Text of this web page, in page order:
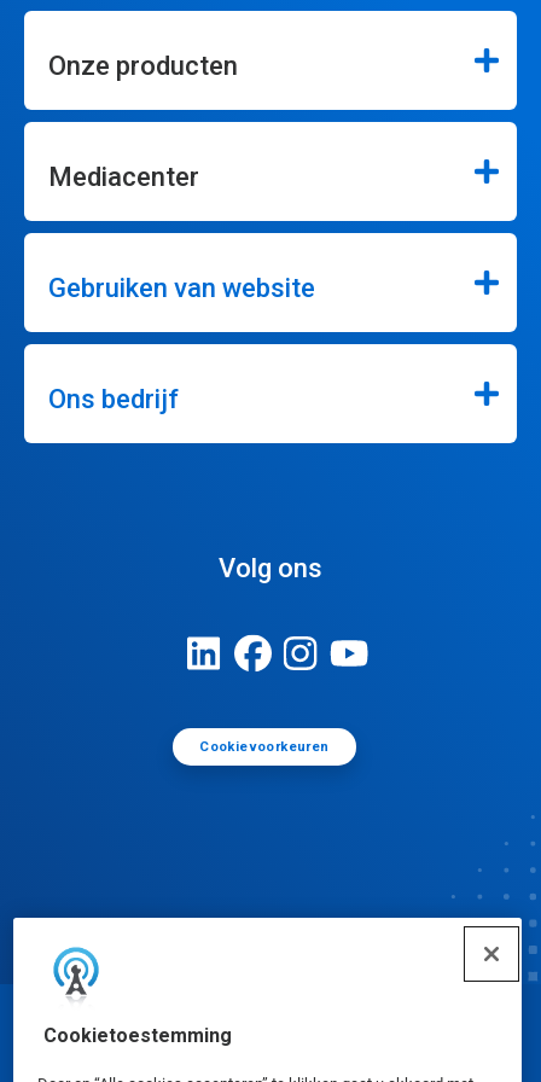
Cookietoestemming
Onze producten
Mediacenter
Gebruiken van website
Ons bedrijf
Volg ons
Cookievoorkeuren
© Ecolab Inc. 2025